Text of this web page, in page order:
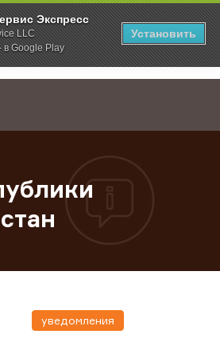
Экспресс
LLC
в Google Play
Установить
Новости День Республики Башкортостан
уведомления